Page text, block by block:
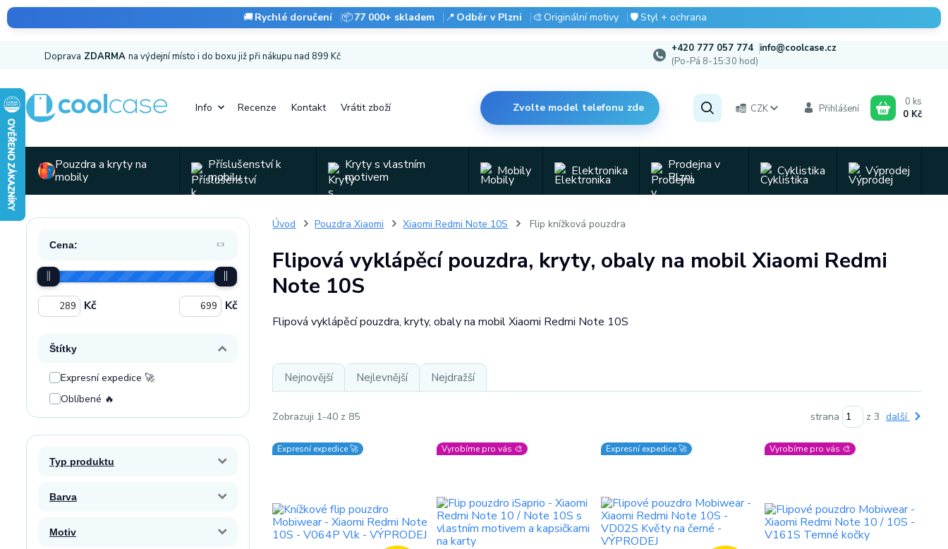
🚚Rychlé doručení 📦77 000+ skladem 📍 Odběr v Plzni 🎨Originální motivy 🛡️Styl + ochrana
Doprava ZDARMA na výdejní místo i do boxu již při nákupu nad 899 Kč
+420 777 057 774 info@coolcase.cz
(Po-Pá 8-15:30 hod)
Info Recenze Kontakt Vrátit zboží Zvolte model telefonu zde CZK Přihlášení
0 ks
0 Kč
Pouzdra a kryty na
mobily
Příslušenství k
mobilu
Kryty s vlastním
motivem
Mobily Elektronika
Prodejna v
Plzni
Cyklistika Výprodej
Cena:
Kč Kč
Štítky
Expresní expedice 🚀
Oblíbené 🔥
Typ produktu
Barva
Motiv
Úvod Pouzdra Xiaomi Xiaomi Redmi Note 10S Flip knížková pouzdra
Flipová vyklápěcí pouzdra, kryty, obaly na mobil Xiaomi Redmi
Note 10S
Flipová vyklápěcí pouzdra, kryty, obaly na mobil Xiaomi Redmi Note 10S
Nejnovější Nejlevnější Nejdražší
Zobrazuji 1-40 z 85 strana z 3 další
Expresní expedice 🚀 Vyrobíme pro vás 🎨 Expresní expedice 🚀 Vyrobíme pro vás 🎨